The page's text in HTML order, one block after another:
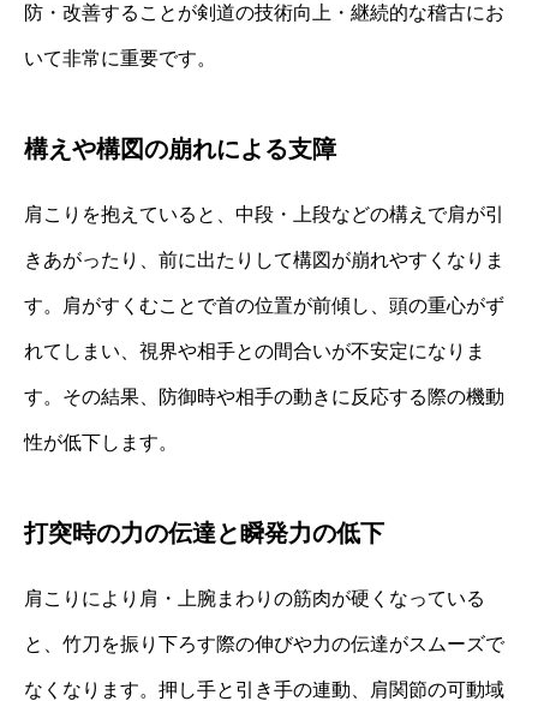
防・改善することが剣道の技術向上・継続的な稽古にお
いて非常に重要です。
構えや構図の崩れによる支障
肩こりを抱えていると、中段・上段などの構えで肩が引
きあがったり、前に出たりして構図が崩れやすくなりま
す。肩がすくむことで首の位置が前傾し、頭の重心がず
れてしまい、視界や相手との間合いが不安定になりま
す。その結果、防御時や相手の動きに反応する際の機動
性が低下します。
打突時の力の伝達と瞬発力の低下
肩こりにより肩・上腕まわりの筋肉が硬くなっている
と、竹刀を振り下ろす際の伸びや力の伝達がスムーズで
なくなります。押し手と引き手の連動、肩関節の可動域